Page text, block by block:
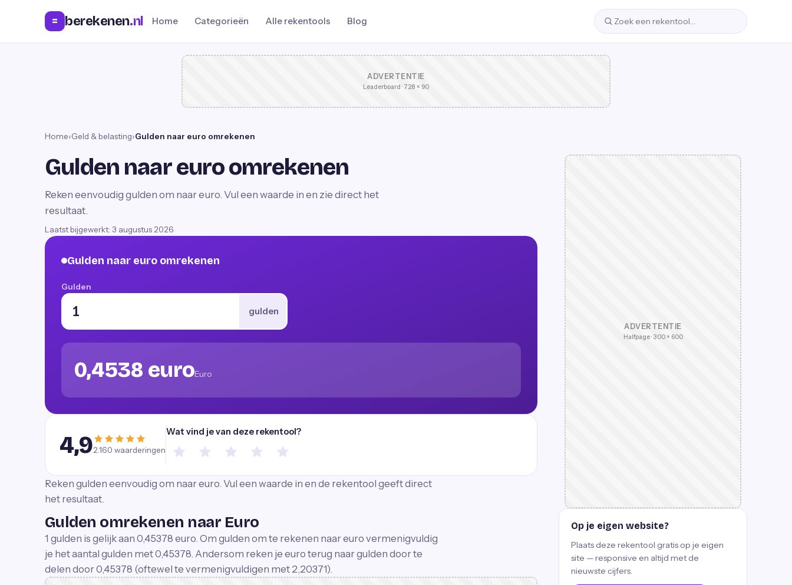
= berekenen.nl Home Categorieën Alle rekentools Blog
ADVERTENTIE
Leaderboard · 728 × 90
Home›Geld & belasting›Gulden naar euro omrekenen
Gulden naar euro omrekenen
Reken eenvoudig gulden om naar euro. Vul een waarde in en zie direct het
resultaat.
Laatst bijgewerkt: 3 augustus 2026
Gulden naar euro omrekenen
Gulden
gulden
0,4538 euroEuro
4,92.160 waarderingen
Wat vind je van deze rekentool?
Reken gulden eenvoudig om naar euro. Vul een waarde in en de rekentool geeft direct
het resultaat.
Gulden omrekenen naar Euro
1 gulden is gelijk aan 0,45378 euro. Om gulden om te rekenen naar euro vermenigvuldig
je het aantal gulden met 0,45378. Andersom reken je euro terug naar gulden door te
delen door 0,45378 (oftewel te vermenigvuldigen met 2,20371).
ADVERTENTIE
Halfpage · 300 × 600
Op je eigen website?
Plaats deze rekentool gratis op je eigen
site — responsive en altijd met de
nieuwste cijfers.